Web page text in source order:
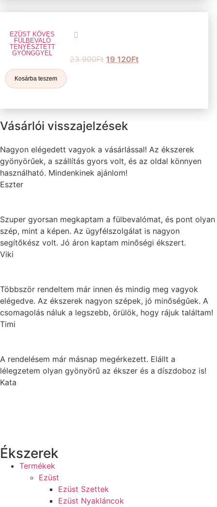
EZÜST KÖVES
FÜLBEVALÓ
TENYÉSZTETT
GYÖNGGYEL
23 900Ft 19 120Ft
Kosárba teszem
Vásárlói visszajelzések
Nagyon elégedett vagyok a vásárlással! Az ékszerek
gyönyörűek, a szállítás gyors volt, és az oldal könnyen
használható. Mindenkinek ajánlom!
Eszter
Szuper gyorsan megkaptam a fülbevalómat, és pont olyan
szép, mint a képen. Az ügyfélszolgálat is nagyon
segítőkész volt. Jó áron kaptam minőségi ékszert.
Viki
Többször rendeltem már innen és mindig meg vagyok
elégedve. Az ékszerek nagyon szépek, jó minőségűek. A
csomagolás náluk a legszebb, örülök, hogy rájuk találtam!
Timi
A rendelésem már másnap megérkezett. Elállt a
lélegzetem olyan gyönyörű az ékszer és a díszdoboz is!
Kata
Ékszerek
Termékek
Ezüst
Ezüst Szettek
Ezüst Nyakláncok